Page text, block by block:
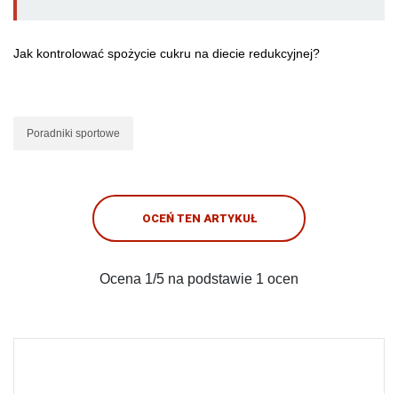
Jak kontrolować spożycie cukru na diecie redukcyjnej?
Poradniki sportowe
OCEŃ TEN ARTYKUŁ
Ocena 1/5 na podstawie 1 ocen